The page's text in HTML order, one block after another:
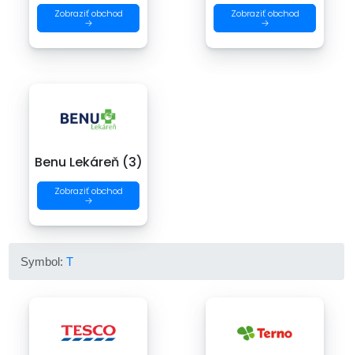
Zobraziť obchod
→
Zobraziť obchod
→
Benu Lekáreň (3)
Zobraziť obchod
→
Symbol:T